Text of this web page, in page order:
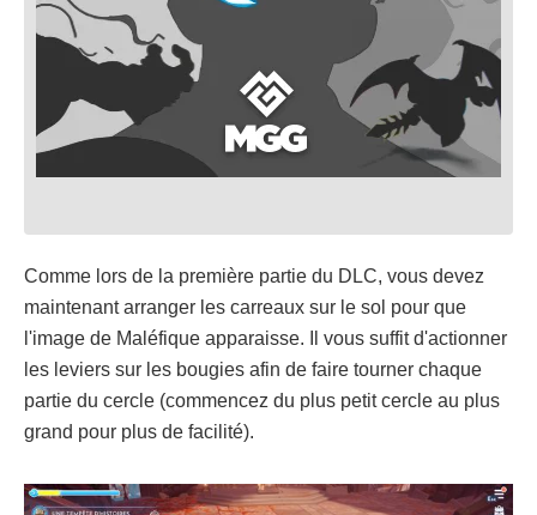
Comme lors de la première partie du DLC, vous devez
maintenant arranger les carreaux sur le sol pour que
l'image de Maléfique apparaisse. Il vous suffit d'actionner
les leviers sur les bougies afin de faire tourner chaque
partie du cercle (commencez du plus petit cercle au plus
grand pour plus de facilité).